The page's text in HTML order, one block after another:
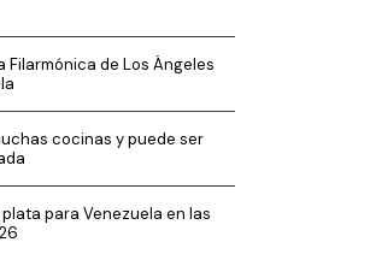
de Los Ángeles
cocinas y puede ser
para Venezuela en las